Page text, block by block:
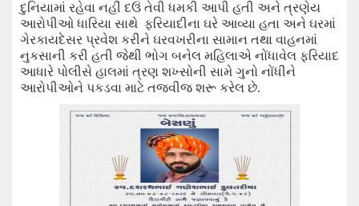
દુનિયામાં રહેવા નહીં દઉં તેવી ધમકી આપી હતી અને ત્રણેય
આરોપીઓ ધારિયા સાથે ફરિયાદીના ઘરે આવ્યા હતા અને ઘરમાં
ગેરકાયદેસર પ્રવેશ કરીને ઘરવખરીના સામાન તથા વાહનમાં
નુકસાની કરી હતી જેથી ભોગ બનેલ મહિલાએ નોંધાવેલ ફરિયાદ
આધારે પોલીસે હાલમાં ત્રણ શખ્સોની સામે ગુનો નોંધીને
આરોપીઓને પકડવા માટે તજવીજ શરૂ કરેલ છે.